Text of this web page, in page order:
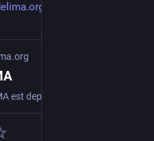
local/cache-vigne